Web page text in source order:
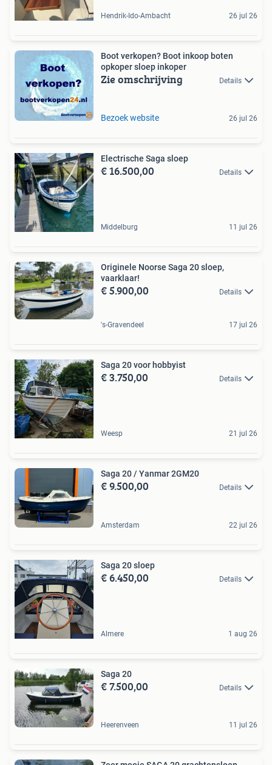
Hendrik-Ido-Ambacht 26 jul 26
Boot verkopen? Boot inkoop boten
opkoper sloep inkoper
Zie omschrijving Details
Bezoek website 26 jul 26
Electrische Saga sloep
€ 16.500,00 Details
Middelburg 11 jul 26
Originele Noorse Saga 20 sloep,
vaarklaar!
€ 5.900,00 Details
's-Gravendeel 17 jul 26
Saga 20 voor hobbyist
€ 3.750,00 Details
Weesp 21 jul 26
Saga 20 / Yanmar 2GM20
€ 9.500,00 Details
Amsterdam 22 jul 26
Saga 20 sloep
€ 6.450,00 Details
Almere 1 aug 26
Saga 20
€ 7.500,00 Details
Heerenveen 11 jul 26